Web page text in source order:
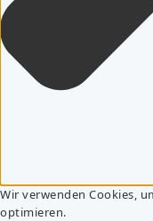
Wir verwenden Cookies,
optimieren.